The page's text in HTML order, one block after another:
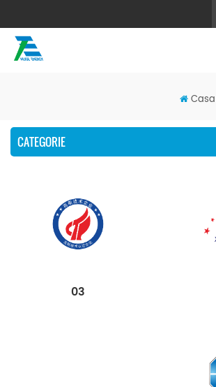
Casa
CATEGORIE
03